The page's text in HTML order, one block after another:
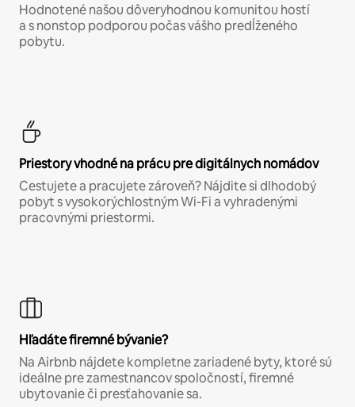
Hodnotené našou dôveryhodnou komunitou hostí
a s nonstop podporou počas vášho predĺženého
pobytu.
Priestory vhodné na prácu pre digitálnych nomádov
Cestujete a pracujete zároveň? Nájdite si dlhodobý
pobyt s vysokorýchlostným Wi-Fi a vyhradenými
pracovnými priestormi.
Hľadáte firemné bývanie?
Na Airbnb nájdete kompletne zariadené byty, ktoré sú
ideálne pre zamestnancov spoločností, firemné
ubytovanie či presťahovanie sa.